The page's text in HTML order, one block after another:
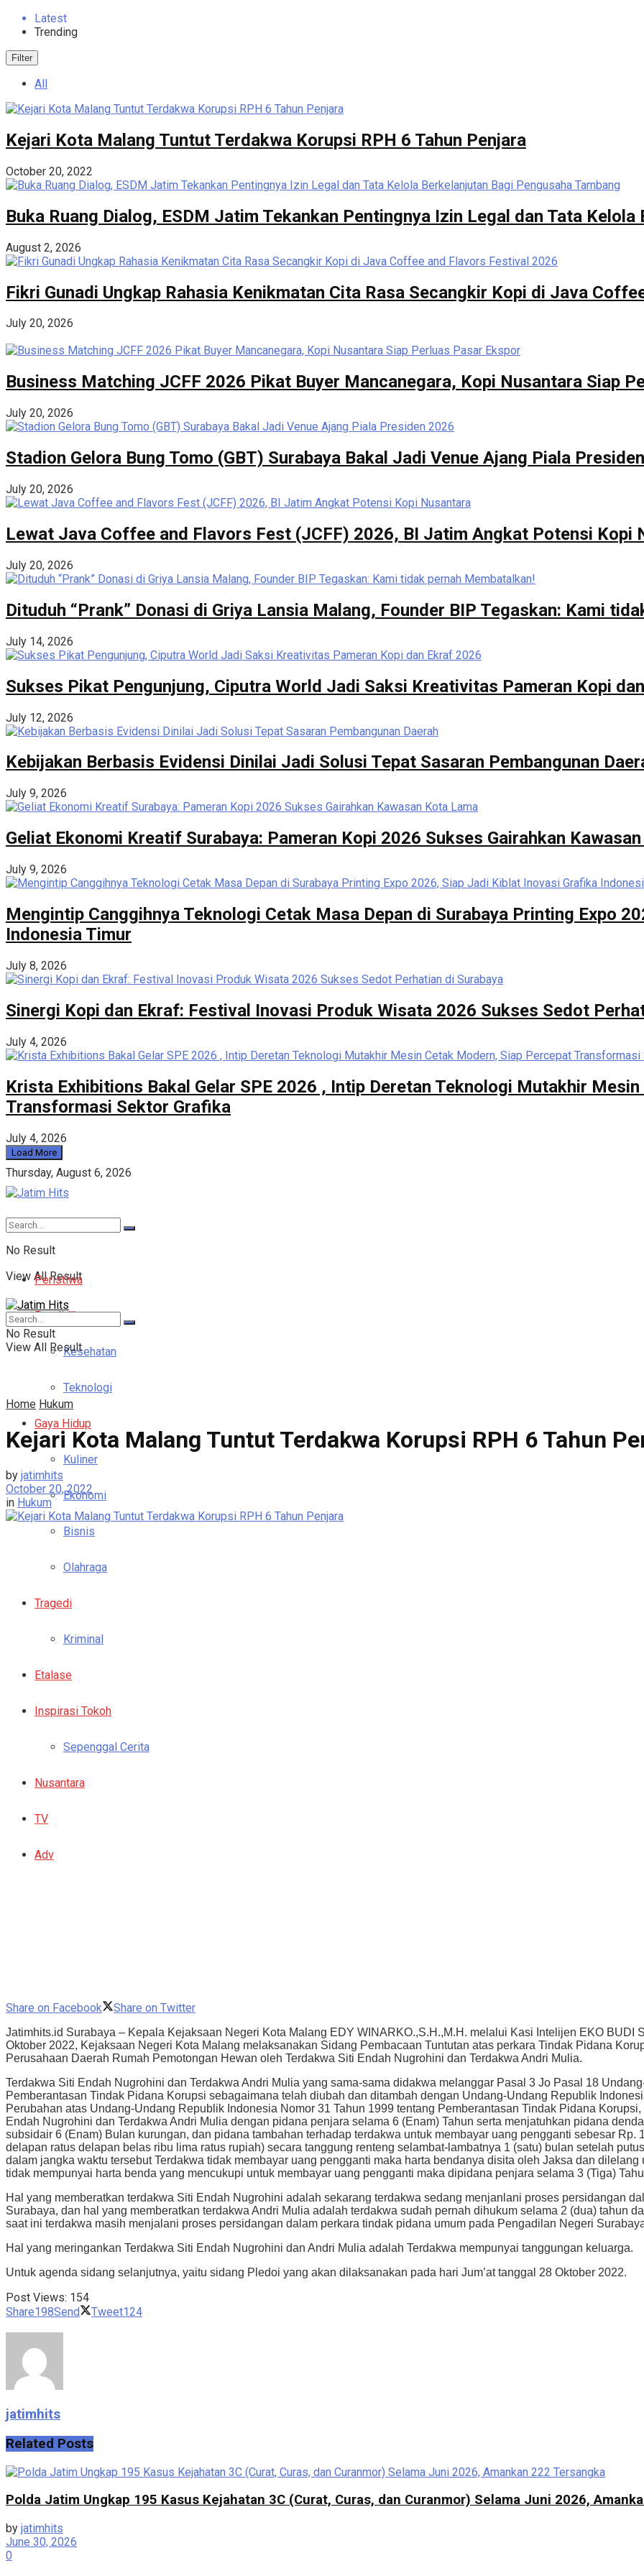
Latest
Trending
Filter
All
Kejari Kota Malang Tuntut Terdakwa Korupsi RPH 6 Tahun Penjara
October 20, 2022
Buka Ruang Dialog, ESDM Jatim Tekankan Pentingnya Izin Legal dan Tata
August 2, 2026
Fikri Gunadi Ungkap Rahasia Kenikmatan Cita Rasa Secangkir Kopi di Java
July 20, 2026
Business Matching JCFF 2026 Pikat Buyer Mancanegara, Kopi Nusantara Siap
July 20, 2026
Stadion Gelora Bung Tomo (GBT) Surabaya Bakal Jadi Venue Ajang Piala
July 20, 2026
Lewat Java Coffee and Flavors Fest (JCFF) 2026, BI Jatim Angkat Potensi Kopi
July 20, 2026
Dituduh “Prank” Donasi di Griya Lansia Malang, Founder BIP Tegaskan: Kami
July 14, 2026
Sukses Pikat Pengunjung, Ciputra World Jadi Saksi Kreativitas Pameran Kopi
July 12, 2026
Kebijakan Berbasis Evidensi Dinilai Jadi Solusi Tepat Sasaran Pembangunan
July 9, 2026
Geliat Ekonomi Kreatif Surabaya: Pameran Kopi 2026 Sukses Gairahkan
July 9, 2026
Mengintip Canggihnya Teknologi Cetak Masa Depan di Surabaya Printing Expo
Indonesia Timur
July 8, 2026
Sinergi Kopi dan Ekraf: Festival Inovasi Produk Wisata 2026 Sukses Sedot
July 4, 2026
Krista Exhibitions Bakal Gelar SPE 2026 , Intip Deretan Teknologi Mutakhir
Transformasi Sektor Grafika
July 4, 2026
Load More
Thursday, August 6, 2026
No Result
View All Result
Peristiwa
Pendidikan
Kesehatan
Teknologi
Gaya Hidup
Kuliner
Ekonomi
Bisnis
Olahraga
Tragedi
Kriminal
Etalase
Inspirasi Tokoh
Sepenggal Cerita
Nusantara
TV
Adv
No Result
View All Result
Home Hukum
Kejari Kota Malang Tuntut Terdakwa Korupsi RPH 6 Tahun
by jatimhits
October 20, 2022
in Hukum
Share on Facebook Share on Twitter
Jatimhits.id Surabaya – Kepala Kejaksaan Negeri Kota Malang EDY WINARKO.,S.H.,M.H. melalui Kasi Intelijen EKO
Oktober 2022, Kejaksaan Negeri Kota Malang melaksanakan Sidang Pembacaan Tuntutan atas perkara Tindak Pidana
Perusahaan Daerah Rumah Pemotongan Hewan oleh Terdakwa Siti Endah Nugrohini dan Terdakwa Andri Mulia.
Terdakwa Siti Endah Nugrohini dan Terdakwa Andri Mulia yang sama-sama didakwa melanggar Pasal 3 Jo Pasal 18
Pemberantasan Tindak Pidana Korupsi sebagaimana telah diubah dan ditambah dengan Undang-Undang Republik
Perubahan atas Undang-Undang Republik Indonesia Nomor 31 Tahun 1999 tentang Pemberantasan Tindak Pidana
Endah Nugrohini dan Terdakwa Andri Mulia dengan pidana penjara selama 6 (Enam) Tahun serta menjatuhkan pidana
subsidair 6 (Enam) Bulan kurungan, dan pidana tambahan terhadap terdakwa untuk membayar uang pengganti sebesar
delapan ratus delapan belas ribu lima ratus rupiah) secara tanggung renteng selambat-lambatnya 1 (satu) bulan setelah
dalam jangka waktu tersebut Terdakwa tidak membayar uang pengganti maka harta bendanya disita oleh Jaksa dan
tidak mempunyai harta benda yang mencukupi untuk membayar uang pengganti maka dipidana penjara selama 3 (Tiga)
Hal yang memberatkan terdakwa Siti Endah Nugrohini adalah sekarang terdakwa sedang menjanlani proses persidangan
Surabaya, dan hal yang memberatkan terdakwa Andri Mulia adalah terdakwa sudah pernah dihukum selama 2 (dua) tahun
saat ini terdakwa masih menjalani proses persidangan dalam perkara tindak pidana umum pada Pengadilan Negeri
Hal yang meringankan Terdakwa Siti Endah Nugrohini dan Andri Mulia adalah Terdakwa mempunyai tanggungan keluarga.
Untuk agenda sidang selanjutnya, yaitu sidang Pledoi yang akan dilaksanakan pada hari Jum’at tanggal 28 Oktober 2022.
Post Views: 154
Share198Send Tweet124
jatimhits
Related Posts
Polda Jatim Ungkap 195 Kasus Kejahatan 3C (Curat, Curas, dan Curanmor) Selama Juni 2026,
by jatimhits
June 30, 2026
0